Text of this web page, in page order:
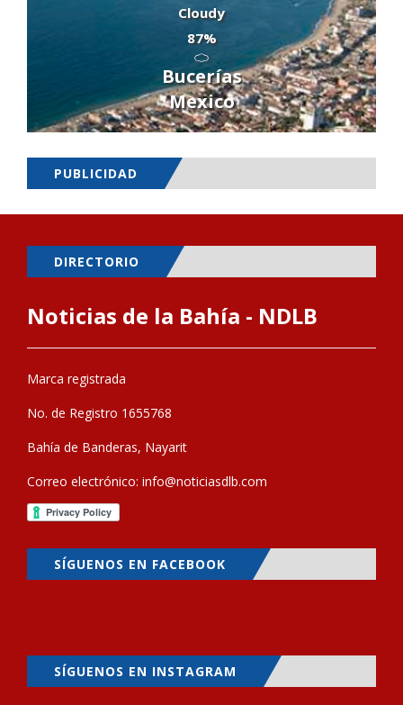
Cloudy
87%
Bucerías
Mexico
PUBLICIDAD
DIRECTORIO
Noticias de la Bahía - NDLB
Marca registrada
No. de Registro 1655768
Bahía de Banderas, Nayarit
Correo electrónico: info@noticiasdlb.com
SÍGUENOS EN FACEBOOK
SÍGUENOS EN INSTAGRAM